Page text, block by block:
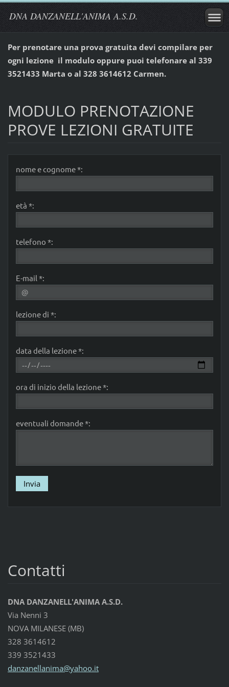
DNA DANZANELL'ANIMA A.S.D.
Per prenotare una prova gratuita devi compilare per
ogni lezione il modulo oppure puoi telefonare al 339
3521433 Marta o al 328 3614612 Carmen.
MODULO PRENOTAZIONE
PROVE LEZIONI GRATUITE
nome e cognome *:
età *:
telefono *:
E-mail *:
lezione di *:
data della lezione *:
ora di inizio della lezione *:
eventuali domande *:
Contatti
DNA DANZANELL'ANIMA A.S.D.
Via Nenni 3
NOVA MILANESE (MB)
328 3614612
339 3521433
danzanellanima@yahoo.it